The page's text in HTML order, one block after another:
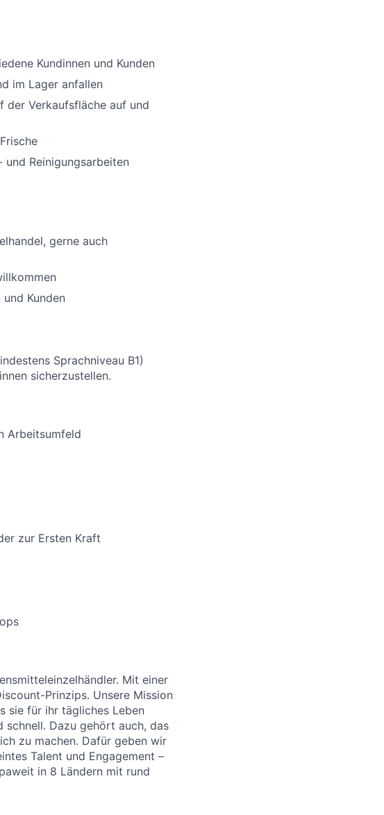
Kundinnen und Kunden
im Lager anfallen
der Verkaufsfläche auf und
Reinigungsarbeiten
gerne auch
Kunden
Sprachniveau B1)
sicherzustellen.
Arbeitsumfeld
zur Ersten Kraft
Mit einer
Prinzips. Unsere Mission
sie für ihr tägliches Leben
schnell. Dazu gehört auch, das
zu machen. Dafür geben wir
Talent und Engagement –
in 8 Ländern mit rund